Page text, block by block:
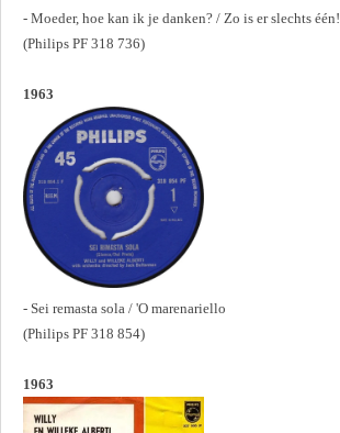
- Moeder, hoe kan ik je danken? / Zo is er slechts één!
(Philips PF 318 736)
1963
- Sei remasta sola / 'O marenariello
(Philips PF 318 854)
1963